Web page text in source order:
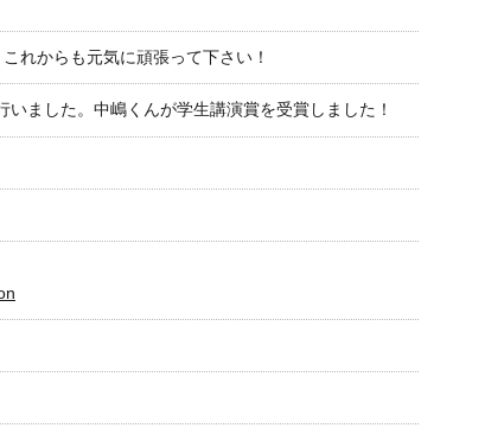
れからも元気に頑張って下さい！
ました。中嶋くんが学生講演賞を受賞しました！